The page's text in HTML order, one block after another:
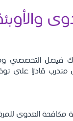
التخصصي ومركز
متدرب قادرًا على
مكافحة العدوى